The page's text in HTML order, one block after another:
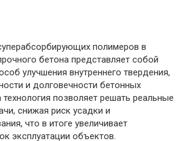
полимеров в
бетона представляет собой
улучшения внутреннего твердения,
и долговечности бетонных
технология позволяет решать реальные
снижая риск усадки и
что в итоге увеличивает
эксплуатации объектов.